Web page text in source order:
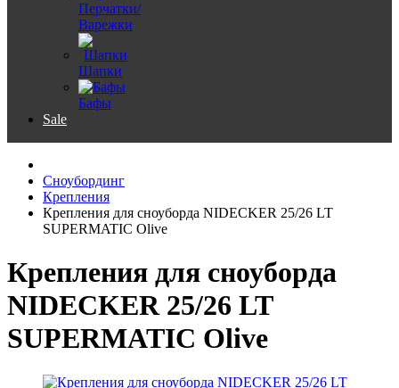
Перчатки/
Варежки
Шапки
Бафы
Sale
Сноубординг
Крепления
Крепления для сноуборда NIDECKER 25/26 LT
SUPERMATIC Olive
Крепления для сноуборда
NIDECKER 25/26 LT
SUPERMATIC Olive